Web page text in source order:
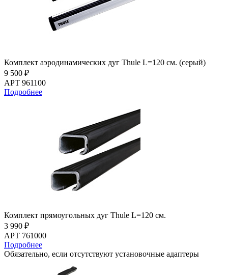
Комплект аэродинамических дуг Thule L=120 см. (серый)
9 500 ₽
АРТ 961100
Подробнее
Комплект прямоугольных дуг Thule L=120 см.
3 990 ₽
АРТ 761000
Подробнее
Обязательно, если отсутствуют установочные адаптеры